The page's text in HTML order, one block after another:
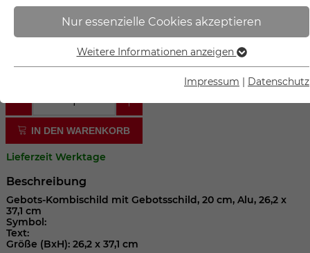
Gebots-Kombischild | mit einem
Gebotsschild (d = 20,0 cm) -
IN DEN WARENKORB
Lieferzeit Werktage
Beschreibung
Gebots-Kombischild mit Gebotsschild, 20 cm, Alu, 26,2 x
37,1 cm
Symbol:
Text:
Größe (BxH): 26,2 x 37,1 cm
Nur essenzielle Cookies akzeptieren
Essenziell
Essenzielle Cookies werden für grundlegende Funktionen
die Webseite einwandfrei funktioniert.
Name cookie_optin
Laufzeit 1 Jahr
Zweck
Cookie-Einstellungen für diese Website
Cookie-Informationen anzeigen
Weitere Informationen anzeigen
Impressum Datenschutz